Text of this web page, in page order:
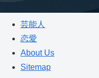
芸能人
恋愛
About Us
Sitemap